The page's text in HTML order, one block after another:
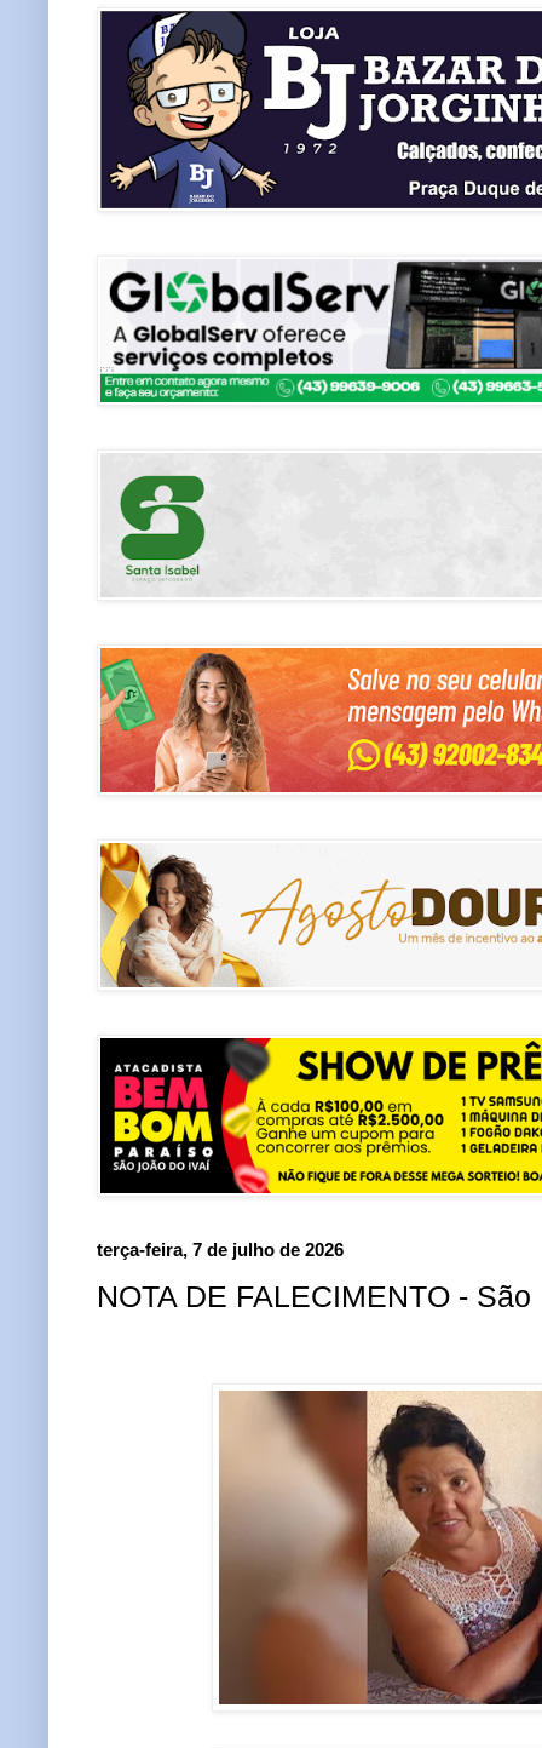
terça-feira, 7 de julho de 2026
NOTA DE FALECIMENTO -